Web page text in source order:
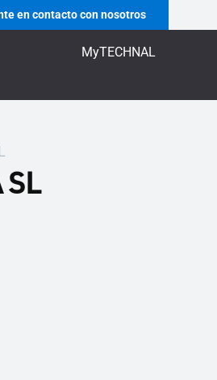
en contacto con nosotros
MyTECHNAL
SL